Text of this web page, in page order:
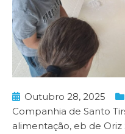
Outubro 28, 2025
Companhia de Santo
alimentação, eb de Oriz